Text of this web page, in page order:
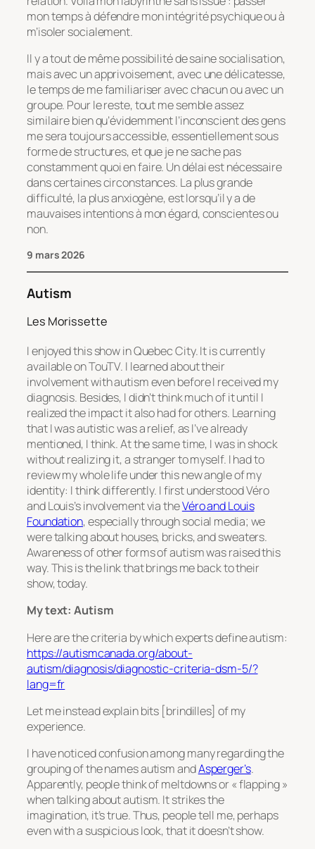
mon temps à défendre mon intégrité psychique ou à
m’isoler socialement.
Il y a tout de même possibilité de saine socialisation,
mais avec un apprivoisement, avec une délicatesse,
le temps de me familiariser avec chacun ou avec un
groupe. Pour le reste, tout me semble assez
similaire bien qu’évidemment l’inconscient des gens
me sera toujours accessible, essentiellement sous
forme de structures, et que je ne sache pas
constamment quoi en faire. Un délai est nécessaire
dans certaines circonstances. La plus grande
difficulté, la plus anxiogène, est lorsqu’il y a de
mauvaises intentions à mon égard, conscientes ou
non.
9 mars 2026
Autism
Les Morissette
I enjoyed this show in Quebec City. It is currently
available on TouTV. I learned about their
involvement with autism even before I received my
diagnosis. Besides, I didn’t think much of it until I
realized the impact it also had for others. Learning
that I was autistic was a relief, as I’ve already
mentioned, I think. At the same time, I was in shock
without realizing it, a stranger to myself. I had to
review my whole life under this new angle of my
identity: I think differently. I first understood Véro
and Louis’s involvement via theVéro and Louis
Foundation, especially through social media; we
were talking about houses, bricks, and sweaters.
Awareness of other forms of autism was raised this
way. This is the link that brings me back to their
show, today.
My text: Autism
Here are the criteria by which experts define autism:
https://autismcanada.org/about-
autism/diagnosis/diagnostic-criteria-dsm-5/?
lang=fr
Let me instead explain bits [brindilles] of my
experience.
I have noticed confusion among many regarding the
grouping of the names autism andAsperger’s.
Apparently, people think of meltdowns or « flapping »
when talking about autism. It strikes the
imagination, it’s true. Thus, people tell me, perhaps
even with a suspicious look, that it doesn’t show.